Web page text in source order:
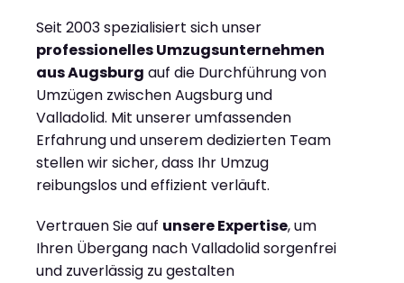
Seit 2003 spezialisiert sich unser
professionelles Umzugsunternehmen
aus Augsburg auf die Durchführung von
Umzügen zwischen Augsburg und
Valladolid. Mit unserer umfassenden
Erfahrung und unserem dedizierten Team
stellen wir sicher, dass Ihr Umzug
reibungslos und effizient verläuft.
Vertrauen Sie auf unsere Expertise, um
Ihren Übergang nach Valladolid sorgenfrei
und zuverlässig zu gestalten